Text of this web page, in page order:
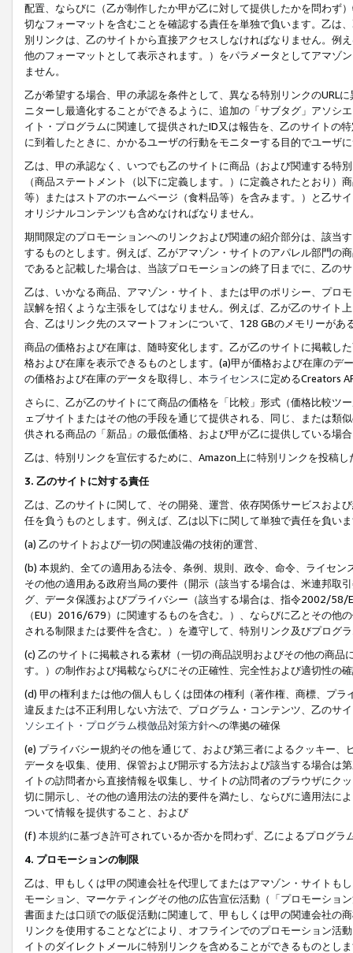
配置、ならびに（乙が制作したか甲が乙に対して提供したかを問わず
切なフォーマットを含むことを確認する責任を単独で負います。乙は
別リンクは、乙のサイトから直接アクセスしなければなりません。例
他のフォーマットとして表示されます。）をパラメータとしてアマゾ
ません。
乙が希望する場合、甲の承認を条件として、異なる特別リンクのURL
ニターし最適化することができるように、追加の「サブタグ」アソシ
イト・プログラムに関連して提供されたID又は報告を、乙のサイトの
に到着したときに、かかるユーザの行動をモニターする目的でユーザ
乙は、甲の承認なく、いつでも乙のサイトに商品（および関連する特
（商品ステートメント（以下に定義します。）に定義されたとおり
等）またはストアのホームページ（食料品等）を含みます。）と乙サ
オリジナルコンテンツも含めなければなりません。
期間限定のプロモーションへのリンクおよび関連の紹介部分は、該当
するものとします。例えば、乙がアマゾン・サイトのアパレル部門の
であると記載した場合は、当該プロモーションの終了日までに、乙の
乙は、いかなる商品、アマゾン・サイト、または甲のポリシー、プロ
誤解を招くような主張をしてはなりません。例えば、乙が乙のサイト
合、乙はリンク先のスマートフォンについて、128 GBのメモリーがあ
商品の価格および在庫は、随時変化します。乙が乙のサイトに掲載し
格および在庫を表示できるものとします。(a)甲が価格および在庫の
の価格および在庫のデータを取得し、 本ライセンスに定めるCreators
さらに、乙が乙のサイトにて商品の価格を「比較」形式（価格比較ツ
ェブサイトまたはその他の手段を通じて提供される、同じ、または類
供される商品の「新品」の最低価格、および甲が乙に提供している場
乙は、特別リンクを宣伝するために、Amazon上に特別リンクを投稿
3. 乙のサイトに対する責任
乙は、乙のサイトに関して、その開発、運営、依存関係サービスおよ
任を負うものとします。例えば、乙は以下に関して単独で責任を負い
(a) 乙のサイトおよび一切の関連設備の技術的運営、
(b) 本規約、全ての適用ある法令、条例、規則、政令、命令、ライセ
その他の適用ある政府当局の要件（開示（該当する場合は、米連邦取
グ、データ保護およびプライバシー（該当する場合は、指令2002/58/
（EU）2016/679）に関連するものを含む。）、ならびに乙とその他
される制限または要件を含む。）を遵守して、特別リンク及びプログ
(c) 乙のサイトに掲載される素材（一切の商品説明およびその他の商
す。）の制作および掲載ならびにその正確性、完全性および適切性の
(d) 甲の権利または他の個人もしくは団体の権利（著作権、商標、プ
違反または不正利用しない方法で、プログラム・コンテンツ、乙のサ
ソシエイト・プログラム模倣品対策方針への準拠の確保
(e) プライバシー規約その他を通じて、および第三者によるクッキー
データを収集、使用、保管および開示する方法および該当する場合は
イトの訪問者から直接情報を収集し、サイトの訪問者のブラウザにク
切に開示し、その他の適用法の法的要件を満たし、ならびに適用法に
ついて情報を提供すること、および
(f) 本規約に基づき許可されているか否かを問わず、乙によるプログ
4. プロモーションの制限
乙は、甲もしくは甲の関連会社を代理してまたはアマゾン・サイトも
モーション、マーケティングその他の広告宣伝活動（「プロモーショ
書面または口頭での販促活動に関連して、甲もしくは甲の関連会社の
リンクを使用することなどにより、オフラインでのプロモーション活
イトのダイレクトメールに特別リンクを含めることができるものとし